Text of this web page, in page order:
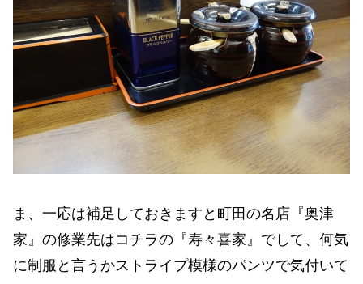
ま、一応は補足しておきますと町田の名店『奥津
家』の修業先はコチラの『寿々喜家』でして、何気
に制服と言うかストライプ模様のパンツで気付いて